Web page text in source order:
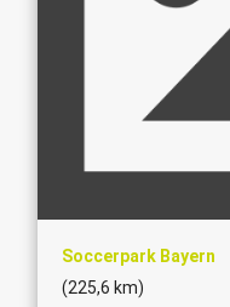
Soccerpark Bayern
(225,6 km)